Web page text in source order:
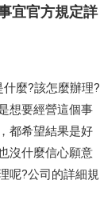
宜官方規定詳
什麼?該怎麼辦理?
想要經營這個事
都希望結果是好
沒什麼信心願意
呢?公司的詳細規